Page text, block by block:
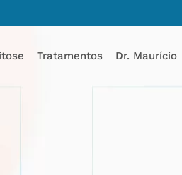
Tratamentos Dr. Maurício